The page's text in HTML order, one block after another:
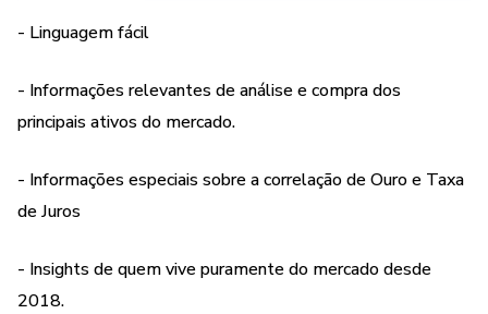
de experiência no Mercado tradicional e de Criptomoedas e
por fim, Educador na corretora Easy Crypto.
- Linguagem fácil
- Informações relevantes de análise e compra dos
principais ativos do mercado.
- Informações especiais sobre a correlação de Ouro e Taxa
de Juros
- Insights de quem vive puramente do mercado desde
2018.